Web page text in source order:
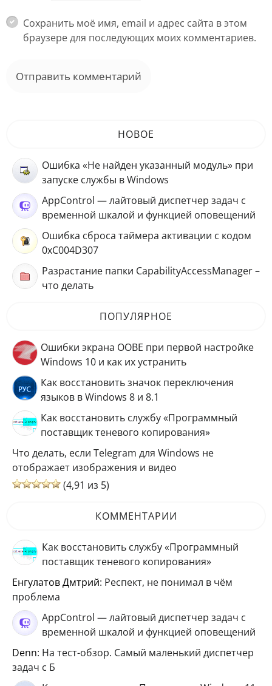
Сохранить моё имя, email и адрес сайта в этом
браузере для последующих моих комментариев.
НОВОЕ
Ошибка «Не найден указанный модуль» при
запуске службы в Windows
AppControl — лайтовый диспетчер задач с
временной шкалой и функцией оповещений
Ошибка сброса таймера активации с кодом
0xC004D307
Разрастание папки CapabilityAccessManager –
что делать
ПОПУЛЯРНОЕ
Ошибки экрана OOBE при первой настройке
Windows 10 и как их устранить
Как восстановить значок переключения
языков в Windows 8 и 8.1
Как восстановить службу «Программный
поставщик теневого копирования»
Что делать, если Telegram для Windows не
отображает изображения и видео
(4,91 из 5)
КОММЕНТАРИИ
Как восстановить службу «Программный
поставщик теневого копирования»
Енгулатов Дмтрий: Респект, не понимал в чём
проблема
AppControl — лайтовый диспетчер задач с
временной шкалой и функцией оповещений
Denn: На тест-обзор. Самый маленький диспетчер
задач с Б